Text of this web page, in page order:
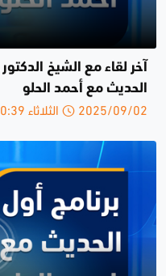
آخر لقاء مع الشيخ
الحديث مع أحمد الحلو
2025/09/02 الثلاثاء 10:39 ص